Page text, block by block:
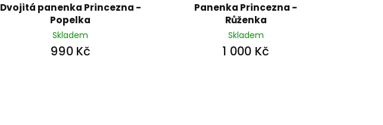
Dvojitá panenka Princezna -
Popelka
Skladem
990 Kč
Panenka Princezna -
Růženka
Skladem
1 000 Kč